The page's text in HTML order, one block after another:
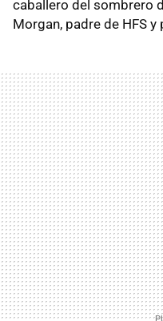
caballero del sombrero
Morgan, padre de HFS y